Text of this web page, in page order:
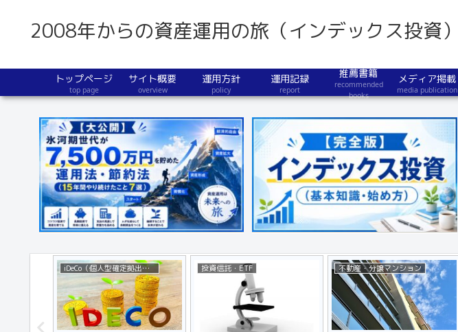
2008年からの資産運用の旅（インデックス投資）
トップページ
top page
サイト概要
overview
運用方針
policy
運用記録
report
推薦書籍
recommended
books
メディア掲載
media publication
iDeCo（個人型確定拠出年金） 投資信託・ETF 不動産・分譲マンション